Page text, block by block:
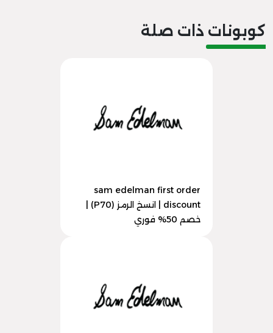
كوبونات ذات صلة
sam edelman first order
discount | انسخ الرمز (P70) |
خصم 50% فوري